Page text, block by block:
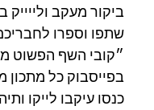
ביקור מעקב
שתפו וספרו
״קובי השף הפשוט
בפייסבוק כל מתכון
כנסו עיקבו לייקו